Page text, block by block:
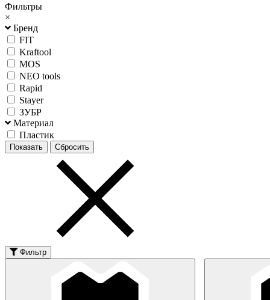
Фильтры
×
Бренд
FIT
Kraftool
MOS
NEO tools
Rapid
Stayer
ЗУБР
Материал
Пластик
Фильтр